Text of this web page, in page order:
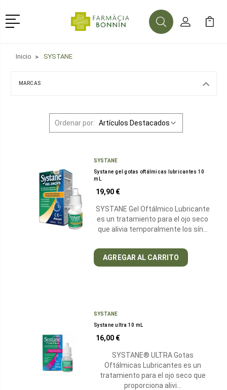
Menú
BuscarMi Cuenta
Mi
Inicio SYSTANE
MARCAS
Ordenar por:
SYSTANE
Systane gel gotas oftálmicas lubricantes 10
mL
19,90 €
SYSTANE Gel Oftálmico Lubricante
es un tratamiento para el ojo seco
que alivia temporalmente los sín…
AGREGAR AL CARRITO
SYSTANE
Systane ultra 10 mL
16,00 €
SYSTANE® ULTRA Gotas
Oftálmicas Lubricantes es un
tratamiento para el ojo seco que
proporciona alivi…